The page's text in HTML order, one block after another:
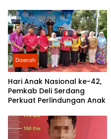
Pengabdian kepada
Rakyat
Daerah
Hari Anak Nasional ke-42,
Pemkab Deli Serdang
Perkuat Perlindungan Anak